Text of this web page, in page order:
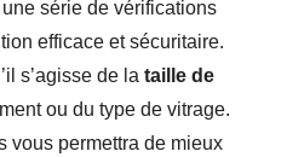
série de vérifications
efficace et sécuritaire.
s’agisse de la taille de
ou du type de vitrage.
vous permettra de mieux